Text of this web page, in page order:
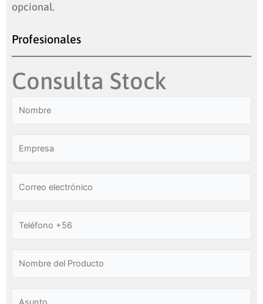
opcional.
Profesionales
Consulta Stock